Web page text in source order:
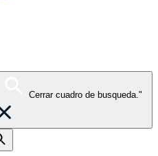
Cerrar cuadro de busqueda."